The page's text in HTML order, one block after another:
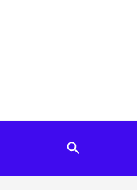
Search